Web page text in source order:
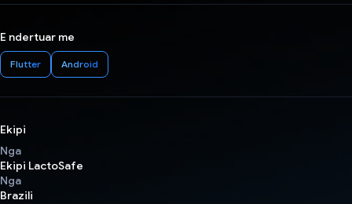
E ndertuar me
Flutter Android
Ekipi
Nga
Ekipi LactoSafe
Nga
Brazili